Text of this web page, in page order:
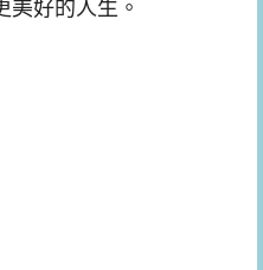
美好的人生。